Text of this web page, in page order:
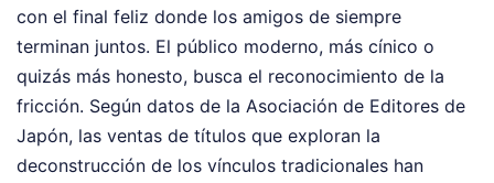
con el final feliz donde los amigos de siempre
terminan juntos. El público moderno, más cínico o
quizás más honesto, busca el reconocimiento de la
fricción. Según datos de la Asociación de Editores de
Japón, las ventas de títulos que exploran la
deconstrucción de los vínculos tradicionales han